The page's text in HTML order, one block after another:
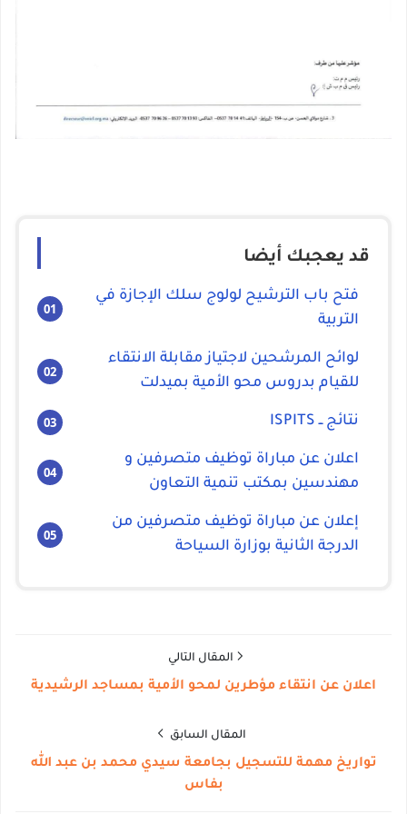
قد يعجبك أيضا
فتح باب الترشيح لولوج سلك الإجازة في
التربية
لوائح المرشحين لاجتياز مقابلة الانتقاء
للقيام بدروس محو الأمية بميدلت
نتائج ــ ISPITS
اعلان عن مباراة توظيف متصرفين و
مهندسين بمكتب تنمية التعاون
إعلان عن مباراة توظيف متصرفين من
الدرجة الثانية بوزارة السياحة
المقال التالي
اعلان عن انتقاء مؤطرين لمحو الأمية بمساجد الرشيدية
المقال السابق
تواريخ مهمة للتسجيل بجامعة سيدي محمد بن عبد الله
بفاس